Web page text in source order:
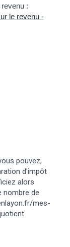
:
le revenu -
pouvez,
d'impôt
alors
nombre de
mes-